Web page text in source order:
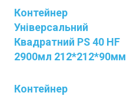
Контейнер
Універсальний
Квадратний PS 40 HF
2900мл 212*212*90мм
Контейнер